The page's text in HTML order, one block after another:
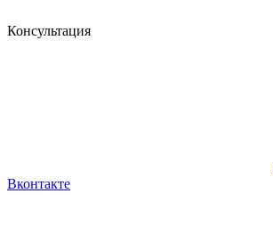
Консультация
Вконтакте